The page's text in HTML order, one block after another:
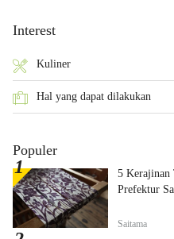
Interest
Kuliner
Hal yang dapat dilakukan
Populer
5 Kerajinan
Prefektur
Saitama